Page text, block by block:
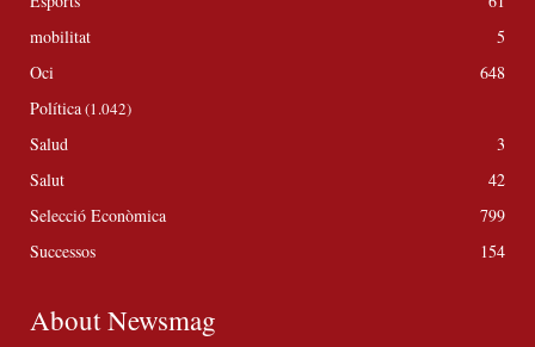
mobilitat
5
Oci
648
Política(1.042)
Salud
3
Salut
42
Selecció Econòmica
799
Successos
154
About Newsmag